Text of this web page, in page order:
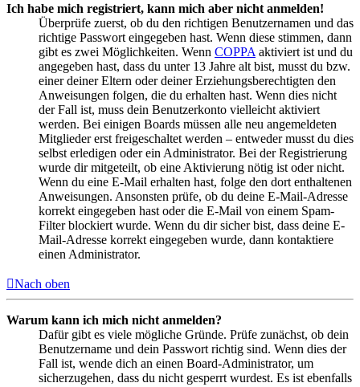
Ich habe mich registriert, kann mich aber nicht anmelden!
Überprüfe zuerst, ob du den richtigen Benutzernamen und das
richtige Passwort eingegeben hast. Wenn diese stimmen, dann
gibt es zwei Möglichkeiten. Wenn COPPA aktiviert ist und du
angegeben hast, dass du unter 13 Jahre alt bist, musst du bzw.
einer deiner Eltern oder deiner Erziehungsberechtigten den
Anweisungen folgen, die du erhalten hast. Wenn dies nicht
der Fall ist, muss dein Benutzerkonto vielleicht aktiviert
werden. Bei einigen Boards müssen alle neu angemeldeten
Mitglieder erst freigeschaltet werden – entweder musst du dies
selbst erledigen oder ein Administrator. Bei der Registrierung
wurde dir mitgeteilt, ob eine Aktivierung nötig ist oder nicht.
Wenn du eine E-Mail erhalten hast, folge den dort enthaltenen
Anweisungen. Ansonsten prüfe, ob du deine E-Mail-Adresse
korrekt eingegeben hast oder die E-Mail von einem Spam-
Filter blockiert wurde. Wenn du dir sicher bist, dass deine E-
Mail-Adresse korrekt eingegeben wurde, dann kontaktiere
einen Administrator.
Nach oben
Warum kann ich mich nicht anmelden?
Dafür gibt es viele mögliche Gründe. Prüfe zunächst, ob dein
Benutzername und dein Passwort richtig sind. Wenn dies der
Fall ist, wende dich an einen Board-Administrator, um
sicherzugehen, dass du nicht gesperrt wurdest. Es ist ebenfalls